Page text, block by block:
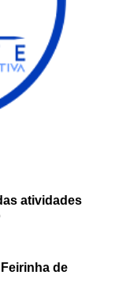
atividades
de